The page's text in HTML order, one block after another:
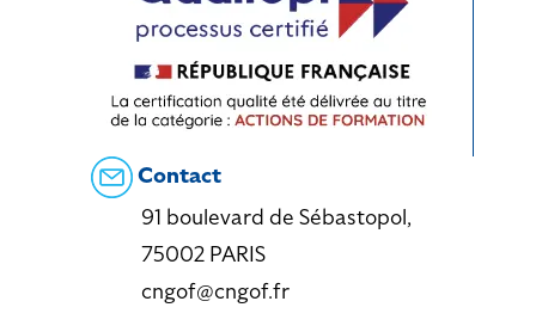
Contact
91 boulevard de Sébastopol,
75002 PARIS
cngof@cngof.fr